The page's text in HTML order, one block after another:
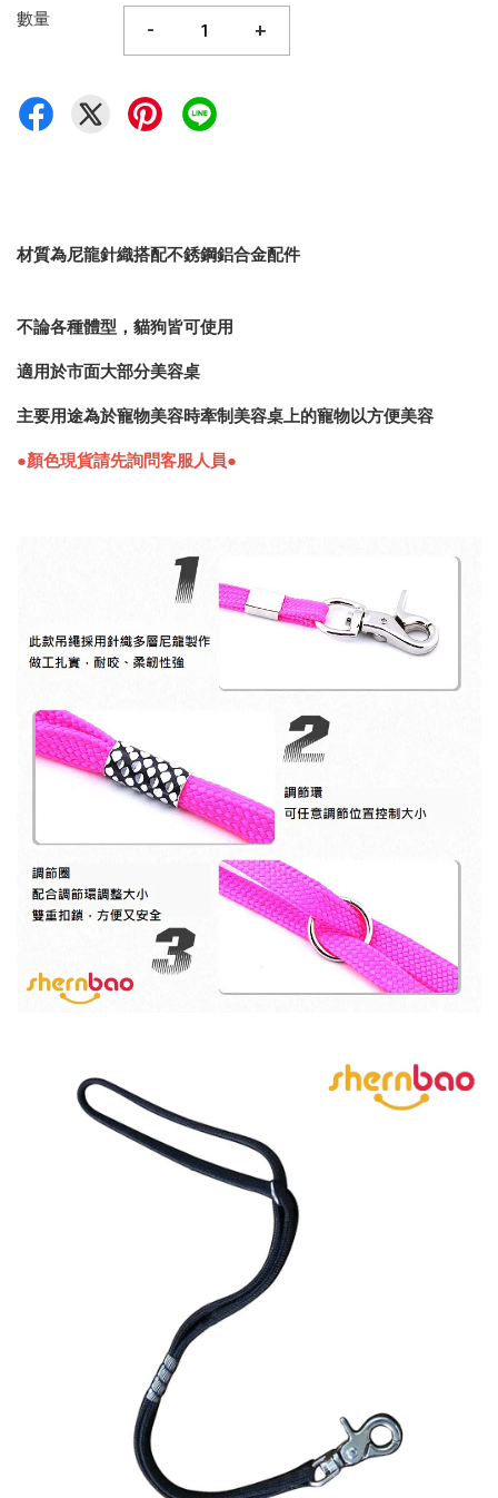
數量 - +
材質為尼龍針織搭配不銹鋼鋁合金配件
不論各種體型，貓狗皆可使用
適用於市面大部分美容桌
主要用途為於寵物美容時牽制美容桌上的寵物以方便美容
●顏色現貨請先詢問客服人員●